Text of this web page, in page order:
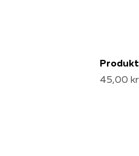
Produkt
45,00 kr